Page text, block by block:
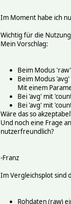
Im Moment habe ich
Wichtig für die
Mein Vorschlag:
Beim Modus
Beim Modus
Mit einem
Bei 'avg' mit
Bei 'avg' mit
Wäre das so
Und noch eine Frage
nutzerfreundlich?
-Franz
Im Vergleichsplot sind
Rohdaten (raw)